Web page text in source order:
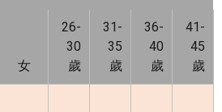
女
26-
30
歲
31-
35
歲
36-
40
歲
41-
45
歲